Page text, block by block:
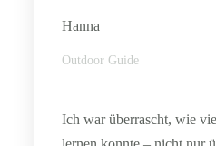
Hanna
Outdoor Guide
Ich war überrascht, wie